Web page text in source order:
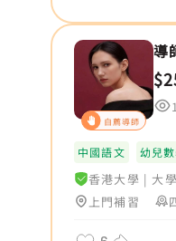
自薦導師
導
中國語文 幼兒
香港大學 | 大
上門補習